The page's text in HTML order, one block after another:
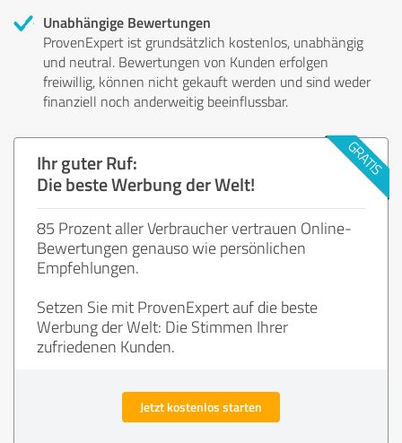
Unabhängige Bewertungen
ProvenExpert ist grundsätzlich kostenlos, unabhängig
und neutral. Bewertungen von Kunden erfolgen
freiwillig, können nicht gekauft werden und sind weder
finanziell noch anderweitig beeinflussbar.
Ihr guter Ruf:
Die beste Werbung der Welt!
85 Prozent aller Verbraucher vertrauen Online-
Bewertungen genauso wie persönlichen
Empfehlungen.
Setzen Sie mit ProvenExpert auf die beste
Werbung der Welt: Die Stimmen Ihrer
zufriedenen Kunden.
Jetzt kostenlos starten